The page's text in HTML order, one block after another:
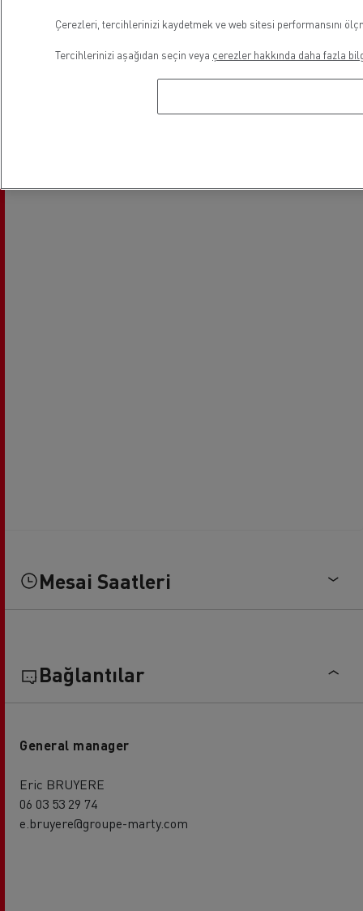
Elektrikli Araçlar
Mesai Saatleri
Bağlantılar
General manager
Eric BRUYERE
06 03 53 29 74
e.bruyere@groupe-marty.com
Çerezleri, tercihlerinizi kaydetmek ve web sitesi performansını
Tercihlerinizi aşağıdan seçin veya çerezler hakkında daha fazla